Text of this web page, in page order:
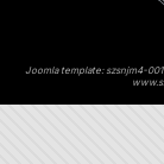
Joomla template: szsnjm4-